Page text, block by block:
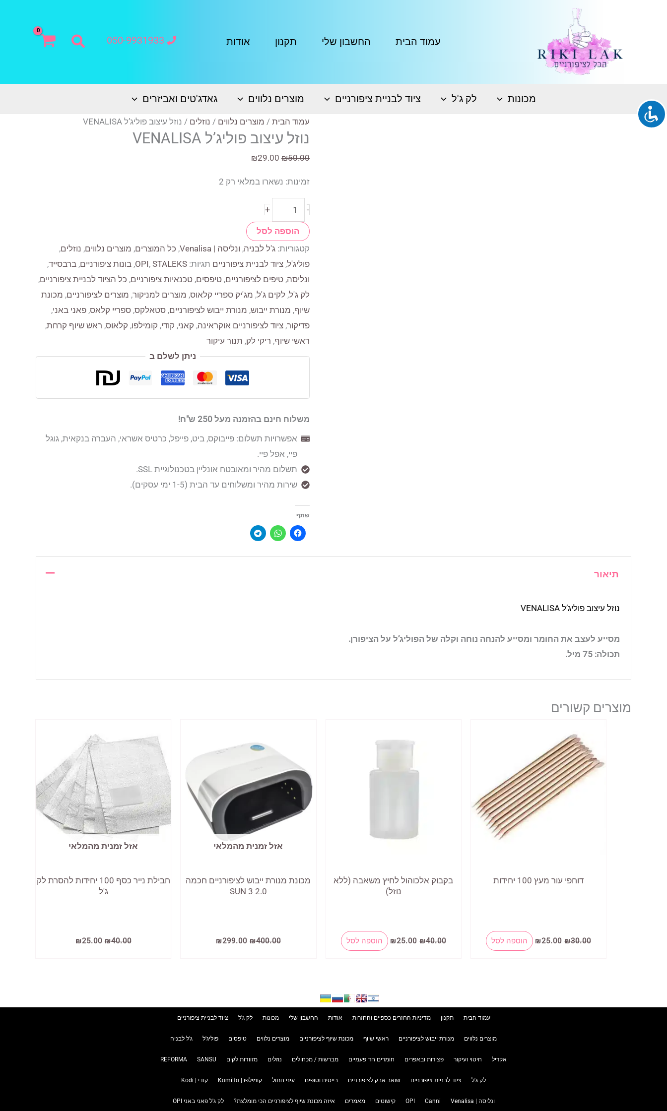
עמוד הבית החשבון שלי תקנון אודות 050-9931933 חיפוש
מכונות לק ג'ל ציוד לבניית ציפורניים מוצרים נלווים גאדג'טים ואביזרים
עמוד הבית / מוצרים נלווים / נוזלים / נוזל עיצוב פוליג’ל VENALISA
נוזל עיצוב פוליג’ל VENALISA
₪50.00
המחיר
₪50.00.
₪29.00
זמינות: נשארו במלאי רק 2
-
כמות
של
נוזל
עיצוב
פוליג’ל
VENALISA
+
הוספה לסל
קטגוריות: ג'ל לבניה, ונליסה | Venalisa , כל המוצרים, מוצרים נלווים, נוזלים,
פוליג'ל, ציוד לבניית ציפורניים תגיות: OPI, STALEKS
, בונות ציפורניים, ברבסייד,
ונליסה, טיפים לציפורניים, טיפסים, טכנאיות ציפורניים, כל הציוד לבניית ציפורניים,
לק ג'ל, לקים ג'ל, מג'יק ספריי קלאוס, מוצרים למניקור, מוצרים לציפורניים, מכונת
שיוף, מנורת ייבוש, מנורת ייבוש לציפורניים, סטאלקס, ספריי קלאס, פאני באני,
פדיקור, ציוד לציפורניים אוקראינה, קאני, קודי, קומילפו, קלאוס, ראש שיוף קרחת,
ראשי שיוף, ריקי לק, תנור עיקור
ניתן לשלם ב
משלוח חינם בהזמנה מעל 250 ש"ח!
אפשרויות תשלום: פייבוקס, ביט, פייפל, כרטיס אשראי, העברה בנקאית, גוגל
פיי, אפל פיי.
תשלום מהיר ומאובטח אונליין בטכנולוגיית SSL.
שירות מהיר ומשלוחים עד הבית (1-5 ימי עסקים).
שתף
תיאור
נוזל עיצוב פוליג’ל VENALISA
מסייע לעצב את החומר ומסייע להנחה נוחה וקלה של הפוליג’ל על הציפורן.
תכולה: 75 מיל.
מוצרים קשורים
דוחפי עור מעץ 100 יחידות
₪30.00
המחיר
המקורי
₪25.00
המחיר
הנוכחי
הוספה לסל
בקבוק אלכוהול לחיץ משאבה (ללא
נוזל)
₪40.00
המחיר
המקורי
₪25.00
המחיר
הנוכחי
הוספה לסל
אזל זמנית מהמלאי
מכונת מנורת ייבוש לציפורניים חכמה
2.0 SUN 3
₪400.00
המחיר
המקורי
₪299.00
אזל זמנית מהמלאי
חבילת נייר כסף 100 יחידות להסרת לק
ג'ל
₪40.00
המחיר
המקורי
₪25.00
עמוד הבית תקנון מדיניות החזרים כספיים והחזרות אודות החשבון שלי מכונות לק ג'ל ציוד לבניית ציפורניים
מוצרים נלווים מנורת ייבוש לציפורניים ראשי שיוף מכונת שיוף לציפורניים מוצרים נלווים טיפסים פוליג'ל ג'ל לבניה
אקריל חיטוי ועיקור פצירות ובאפרים חומרים חד פעמיים מברשות / מכחולים נוזלים מזוודות לקים SANSU
REFORMA
לק ג'ל ציוד לבניית ציפורניים שואב אבק לציפורניים בייסים וטופים עיני חתול קומילפו | Komilfo קודי | Kodi
ונליסה | Venalisa Canni
OPI קישוטים מאמרים איזה מכונת שיוף לציפורניים הכי מומלצת? לק ג'ל פאני באני OPI